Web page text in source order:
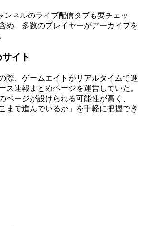
ンネルのライブ配信タブも要チェッ
め、多数のプレイヤーがアーカイブを
イト
際、ゲームエイトがリアルタイムで進
ス速報まとめページを運営していた。
ページが設けられる可能性が高く、
まで進んでいるか」を手軽に把握でき